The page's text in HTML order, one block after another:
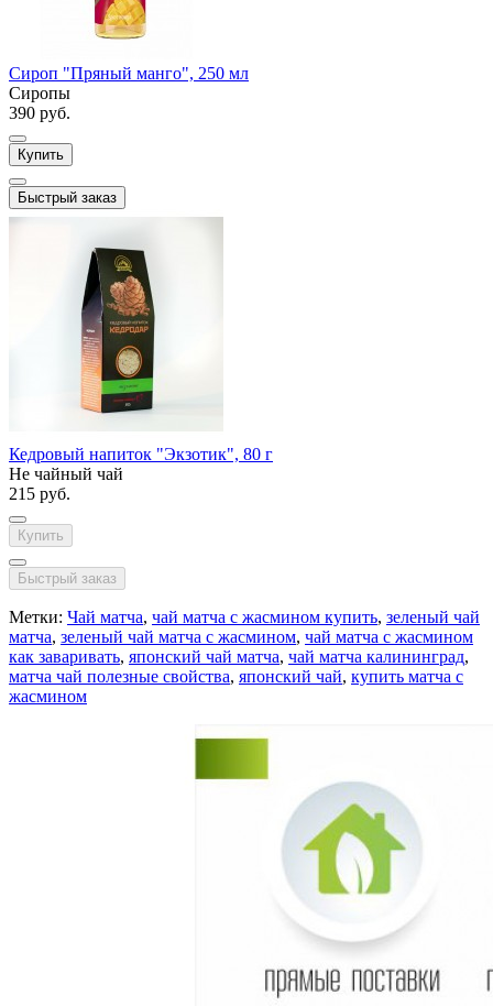
Сироп "Пряный манго", 250 мл
Сиропы
390 руб.
Купить
Быстрый заказ
Кедровый напиток "Экзотик", 80 г
Не чайный чай
215 руб.
Купить
Быстрый заказ
Метки: Чай матча, чай матча с жасмином купить, зеленый чай
матча, зеленый чай матча с жасмином, чай матча с жасмином
как заваривать, японский чай матча, чай матча калининград,
матча чай полезные свойства, японский чай, купить матча с
жасмином